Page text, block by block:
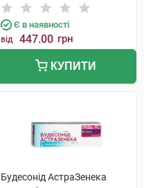
Є в наявності
від 447.00 грн
КУПИТИ
Будесонід АстраЗенека